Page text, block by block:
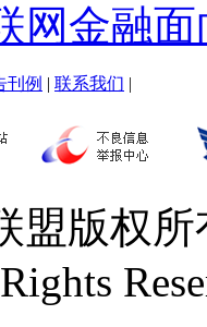
网金融
刊例 | 联系我们 |
盟版权